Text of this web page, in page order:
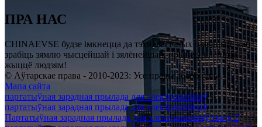
ПРА НАС
CHINAEVSE будзе імкнецца да тэхналагічных інавацый, каб
зрабіць зямлю чысцейшай і зялёнейшай, прынесці лепшае
жыццё людзям!
© Аўтарскае права - 2010-2023: Усе правы абаронены.
Мапа сайта
партатыўная зарадная прылада для электрамабіляў,
партатыўная зарадная прылада для электрамабіляў,
Партатыўная зарадная прылада для электрамабіляў тыпу 2,